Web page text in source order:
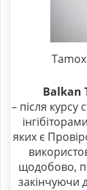
Balkan
– після курсу
яких є
щодобово,
закінчуючи